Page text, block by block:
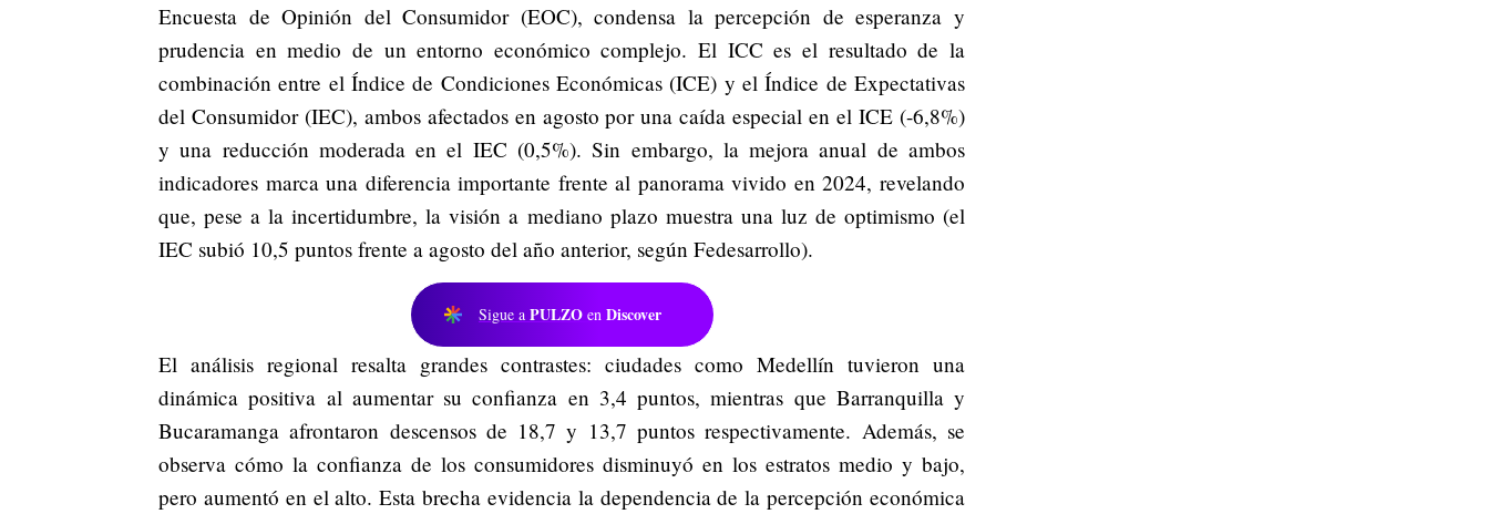
Encuesta de Opinión del Consumidor (EOC), condensa la percepción de esperanza y
prudencia en medio de un entorno económico complejo. El ICC es el resultado de la
combinación entre el Índice de Condiciones Económicas (ICE) y el Índice de Expectativas
del Consumidor (IEC), ambos afectados en agosto por una caída especial en el ICE (-6,8%)
y una reducción moderada en el IEC (0,5%). Sin embargo, la mejora anual de ambos
indicadores marca una diferencia importante frente al panorama vivido en 2024, revelando
que, pese a la incertidumbre, la visión a mediano plazo muestra una luz de optimismo (el
IEC subió 10,5 puntos frente a agosto del año anterior, según Fedesarrollo).
Sigue a PULZO en Discover
El análisis regional resalta grandes contrastes: ciudades como Medellín tuvieron una
dinámica positiva al aumentar su confianza en 3,4 puntos, mientras que Barranquilla y
Bucaramanga afrontaron descensos de 18,7 y 13,7 puntos respectivamente. Además, se
observa cómo la confianza de los consumidores disminuyó en los estratos medio y bajo,
pero aumentó en el alto. Esta brecha evidencia la dependencia de la percepción económica